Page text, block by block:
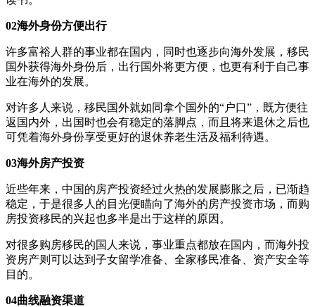
02海外身份方便出行
许多富裕人群的事业都在国内，同时也逐步向海外发展，移民
国外获得海外身份后，出行国外将更方便，也更有利于自己事
业在海外的发展。
对许多人来说，移民国外就如同拿个国外的“户口”，既方便往
返国内外，出国时也会有稳定的落脚点，而且将来退休之后也
可凭着海外身份享受更好的退休养老生活及福利待遇。
03海外房产投资
近些年来，中国的房产投资经过火热的发展膨胀之后，已渐趋
稳定，于是很多人的目光便瞄向了海外的房产投资市场，而购
房投资移民的兴起也多半是出于这样的原因。
对很多购房移民的国人来说，事业重点都放在国内，而海外投
资房产则可以达到子女留学准备、全家移民准备、资产安全等
目的。
04曲线融资渠道